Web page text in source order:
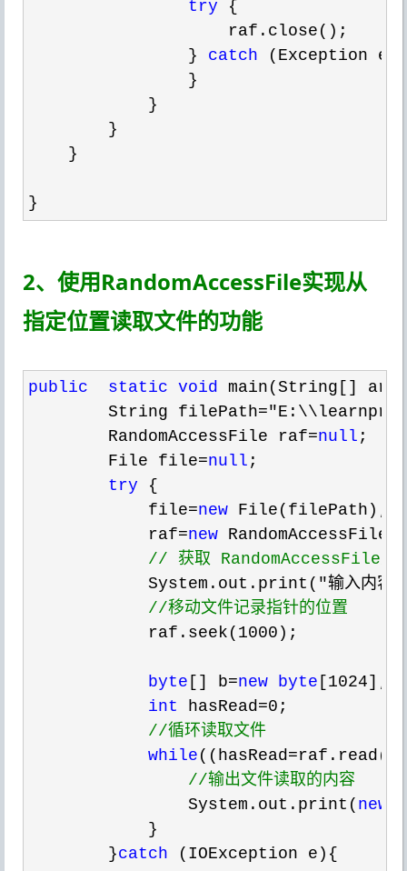
try {
                    raf.close();
                }
catch (Exception
                }
            }
        }
    }
}
2、使用RandomAccessFile实现从
指定位置读取文件的功能
public static void main(String[]
        String filePath
        RandomAccessFile raf
=null ;
        File file
=null ;
try {
            file
=new File(filePath);
            raf
=new
// 获取 RandomAccessFile对
System.out.print("输入内容
//移动文件记录指针的位置
            raf.seek(1000
);
byte [] b=new byte [1024];
int hasRead=0 ;
//循环读取文件
while
//输出文件读取的内容
                System.out.print(
new
            }
        }
catch (IOException e){